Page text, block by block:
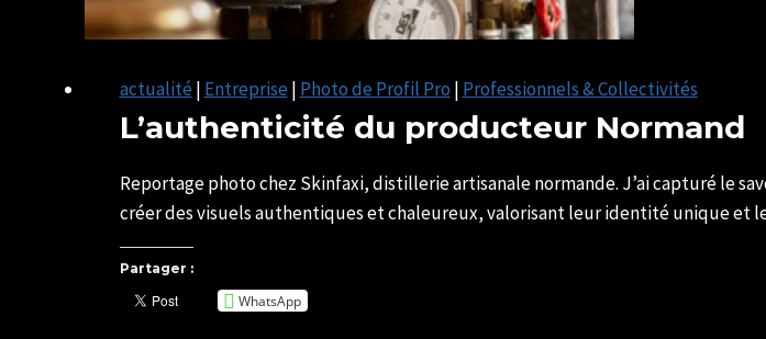
actualité | Entreprise | Photo de Profil Pro | Professionnels & Collectivités
L’authenticité du producteur Normand
CHATELAIS
Reportage photo chez Skinfaxi, distillerie artisanale normande. J’ai capturé le
créer des visuels authentiques et chaleureux, valorisant leur identité unique et
Partager :
WhatsApp